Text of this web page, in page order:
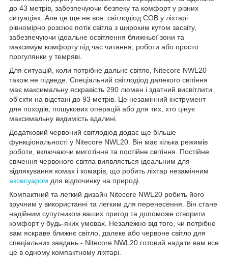
до 43 метрів, забезпечуючи безпеку та комфорт у різних
ситуаціях. Але це ще не все: світлодіод COB у ліхтарі
рівномірно розсіює потік світла з широким кутом засвіту,
забезпечуючи ідеальне освітлення ближньої зони та
максимум комфорту під час читання, роботи або просто
прогулянки у темряві.
Для ситуацій, коли потрібне дальнє світло, Nitecore NWL20
також не підведе. Спеціальний світлодіод далекого світіння
має максимальну яскравість 290 люмен і здатний висвітлити
об'єкти на відстані до 93 метрів. Це незамінний інструмент
для походів, пошукових операцій або для тих, хто цінує
максимальну видимість вдалині.
Додатковий червоний світлодіод додає ще більше
функціональності у Nitecore NWL20. Він має кілька режимів
роботи, включаючи миготіння та постійне світіння. Постійне
свічення червоного світла виявляється ідеальним для
відлякування комах і комарів, що робить ліхтар незамінним
аксесуаром для відпочинку на природі.
Компактний та легкий дизайн Nitecore NWL20 робить його
зручним у використанні та легким для перенесення. Він стане
надійним супутником ваших пригод та допоможе створити
комфорт у будь-яких умовах. Незалежно від того, чи потрібне
вам яскраве ближнє світло, далеке або червоне світло для
спеціальних завдань - Nitecore NWL20 готовий надати вам все
це в одному компактному ліхтарі.